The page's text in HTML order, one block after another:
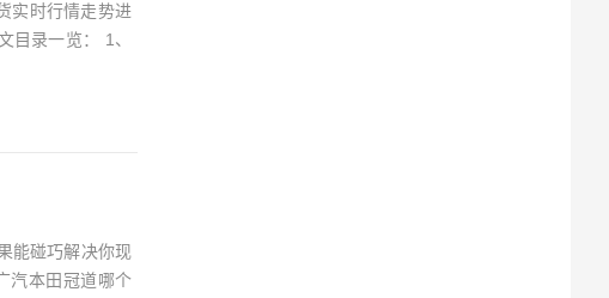
实时行情走势进
目录一览： 1、
能碰巧解决你现
汽本田冠道哪个